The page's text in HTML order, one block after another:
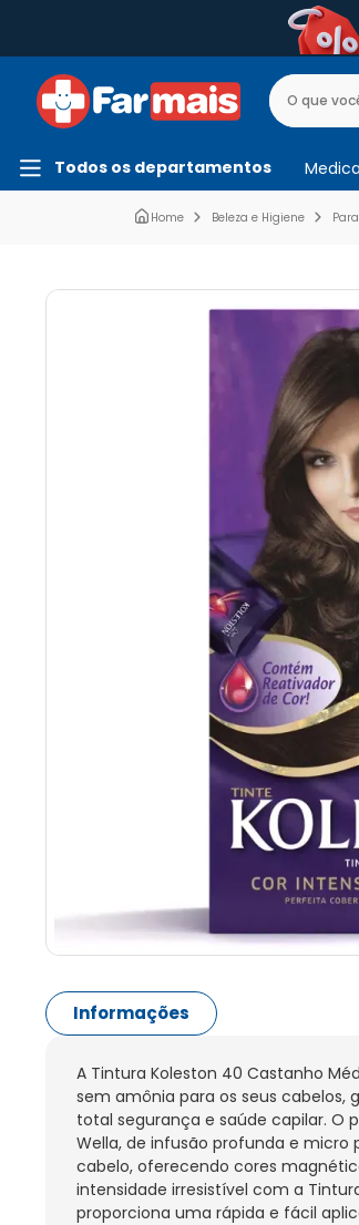
Todos os departamentos
Beleza e Higiene
Informações
A Tintura Koleston 40 Castanho
sem amônia para os seus cabelos,
total segurança e saúde capilar.
Wella, de infusão profunda e
cabelo, oferecendo cores
intensidade irresistível com a
proporciona uma rápida e fácil